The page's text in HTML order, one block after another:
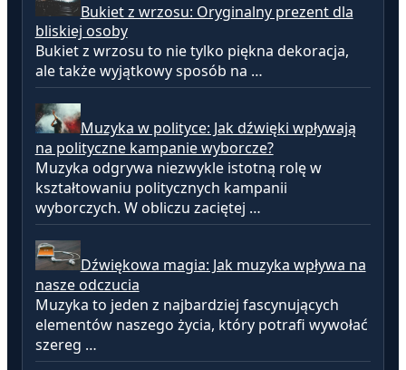
Bukiet z wrzosu: Oryginalny prezent dla
bliskiej osoby
Bukiet z wrzosu to nie tylko piękna dekoracja,
ale także wyjątkowy sposób na …
Muzyka w polityce: Jak dźwięki wpływają
na polityczne kampanie wyborcze?
Muzyka odgrywa niezwykle istotną rolę w
kształtowaniu politycznych kampanii
wyborczych. W obliczu zaciętej …
Dźwiękowa magia: Jak muzyka wpływa na
nasze odczucia
Muzyka to jeden z najbardziej fascynujących
elementów naszego życia, który potrafi wywołać
szereg …